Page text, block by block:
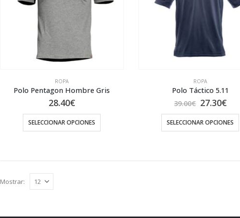
pueden
elegir
la
de
producto
ROPA
Polo Pentagon Hombre Gris
28.40€
SELECCIONAR OPCIONES
tiene
ROPA
Polo Táctico 5.11
39.00€ El
original
era:
27.30€El
es:
SELECCIONAR OPCIONES
tiene
Mostrar: